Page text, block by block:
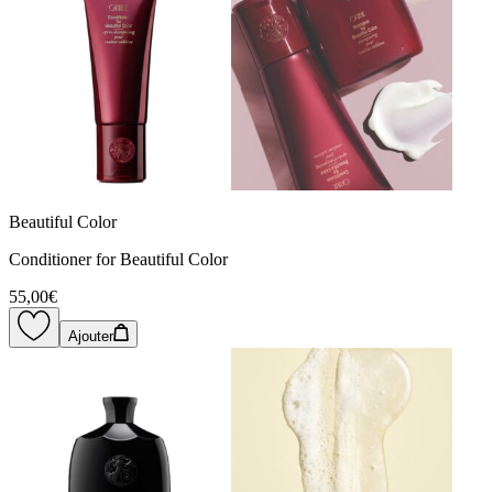
Beautiful Color
Conditioner for Beautiful Color
55,00€
Ajouter